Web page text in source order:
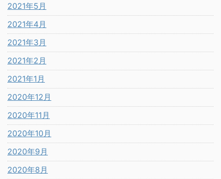
2021年5月
2021年4月
2021年3月
2021年2月
2021年1月
2020年12月
2020年11月
2020年10月
2020年9月
2020年8月